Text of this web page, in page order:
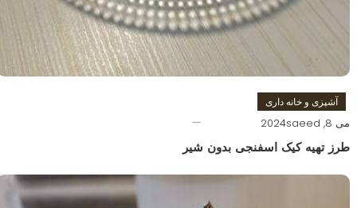
آشپزی و خانه داری
می 8, 2024 saeed
طرز تهیه کیک اسفنجی بدون شیر